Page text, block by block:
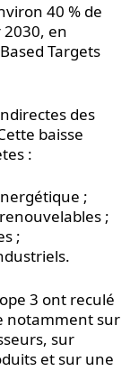
40 % de
en
Targets
des
baisse
:
;
;
;
3 ont reculé
notamment sur
sur
et sur une